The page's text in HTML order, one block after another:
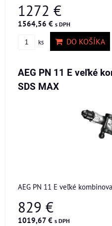
1272 €
1564,56 € s DPH
ks DO KOŠÍKA
AEG PN 11 E veľké
SDS MAX
AEG PN 11 E veľké
829 €
1019,67 € s DPH